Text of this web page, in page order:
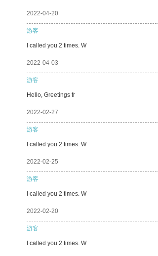
2022-04-20
游客
I called you 2 times. W
2022-04-03
游客
Hello, Greetings fr
2022-02-27
游客
I called you 2 times. W
2022-02-25
游客
I called you 2 times. W
2022-02-20
游客
I called you 2 times. W